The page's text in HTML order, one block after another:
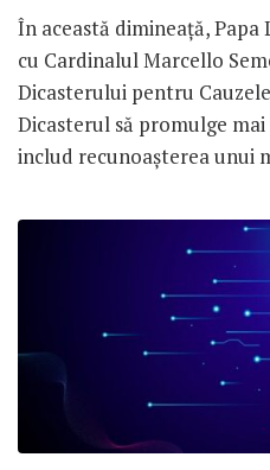
În această dimineață,
cu Cardinalul Marcello
Dicasterului pentru
Dicasterul să promulge
includ recunoașterea unui